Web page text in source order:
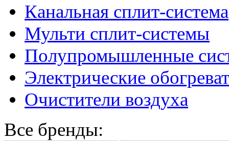
Канальная сплит-система
Мульти сплит-системы
Полупромышленные
Электрические
Очистители воздуха
Все бренды: